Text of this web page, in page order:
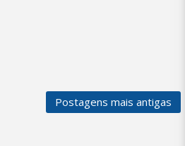
Postagens mais antigas